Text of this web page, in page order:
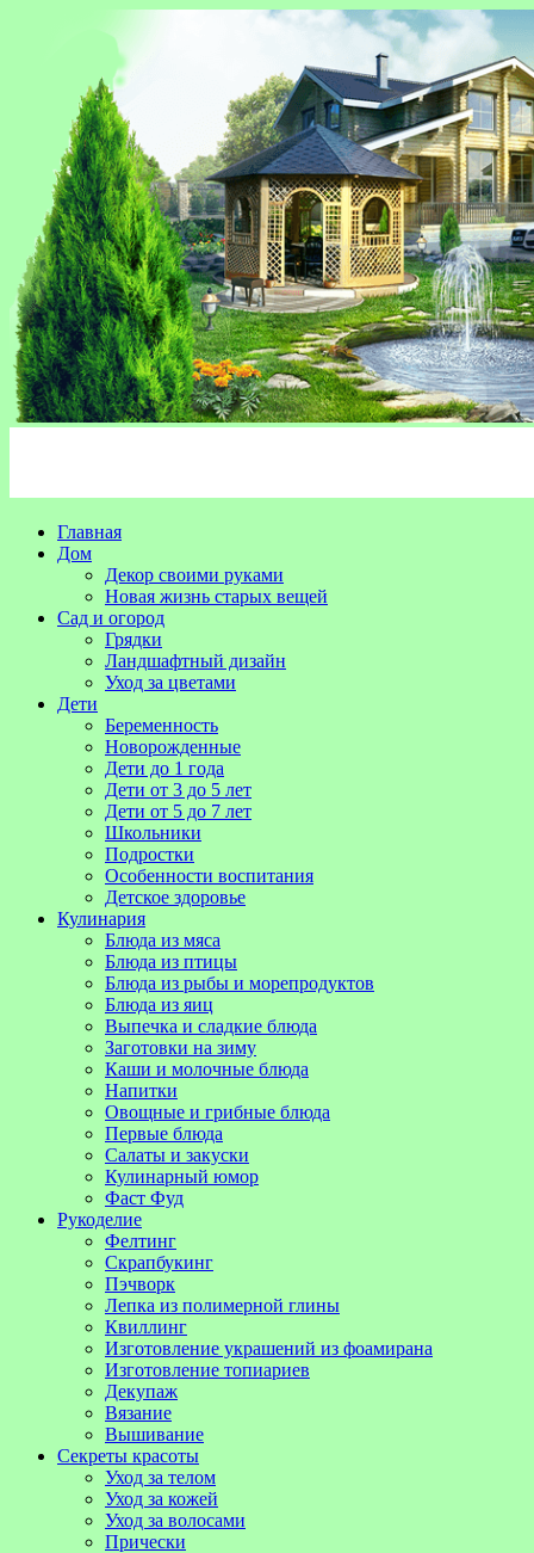
Главная
Дом
Декор своими руками
Новая жизнь старых вещей
Сад и огород
Грядки
Ландшафтный дизайн
Уход за цветами
Дети
Беременность
Новорожденные
Дети до 1 года
Дети от 3 до 5 лет
Дети от 5 до 7 лет
Школьники
Подростки
Особенности воспитания
Детское здоровье
Кулинария
Блюда из мяса
Блюда из птицы
Блюда из рыбы и морепродуктов
Блюда из яиц
Выпечка и сладкие блюда
Заготовки на зиму
Каши и молочные блюда
Напитки
Овощные и грибные блюда
Первые блюда
Салаты и закуски
Кулинарный юмор
Фаст Фуд
Рукоделие
Фелтинг
Скрапбукинг
Пэчворк
Лепка из полимерной глины
Квиллинг
Изготовление украшений из фоамирана
Изготовление топиариев
Декупаж
Вязание
Вышивание
Секреты красоты
Уход за телом
Уход за кожей
Уход за волосами
Прически